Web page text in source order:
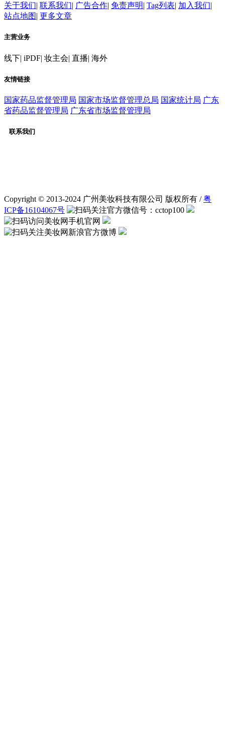
关于我们| 联系我们| 广告合作| 免责声明| Tag列表| 加入我们|
站点地图| 更多文章
主营业务
线下| iPDF| 妆主会| 直播| 海外
友情链接
国家药品监督管理局 国家市场监督管理总局 国家统计局 广东
省药品监督管理局 广东省市场监督管理局
联系我们
Copyright © 2013-2024 广州美妆科技有限公司 版权所有 /粤
ICP备16104067号